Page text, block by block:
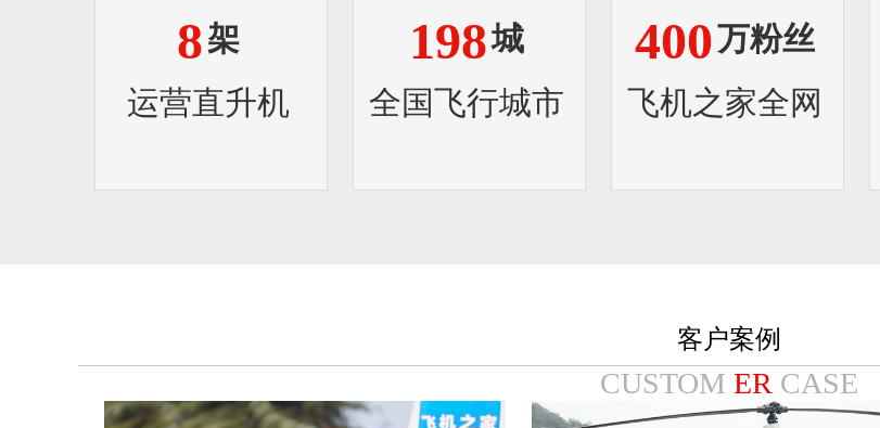
8架
运营直升机
198城
全国飞行城市
400万粉丝
飞机之家全网
客户案例
CUSTOM ER CASE